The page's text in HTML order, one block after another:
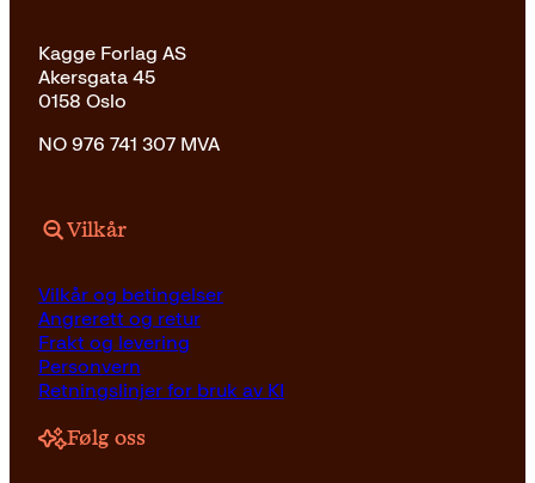
Kagge Forlag AS
Akersgata 45
0158 Oslo
NO 976 741 307 MVA
Vilkår
Vilkår og betingelser
Angrerett og retur
Frakt og levering
Personvern
Retningslinjer for bruk av KI
Følg oss